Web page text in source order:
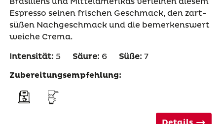
Espresso seinen frischen Geschmack, den zart-
süßen Nachgeschmack und die bemerkenswert
weiche Crema.
Intensität: 5 Säure: 6 Süße: 7
Zubereitungsempfehlung: